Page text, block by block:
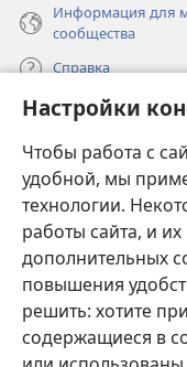
Настройки
Чтобы работа с
удобной, мы
технологии.
работы сайта, и
дополнительных
повышения
решить: хотите
содержащиеся в
Информация для
сообщества
Справка
Пожертвования
в
новом
окне)
ОНЛАЙН-
(открывается
новом
окне)
JW Hub®
(открывается
в
новом
окне)
JW Library ®
Watchtower